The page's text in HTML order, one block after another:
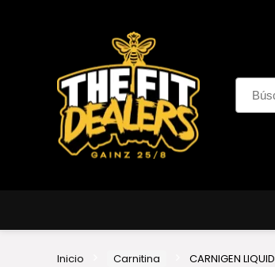
Inicio Carnitina CARNIGEN LIQUID